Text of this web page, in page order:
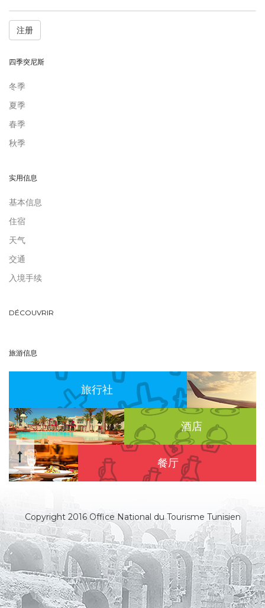
注册
四季突尼斯
冬季
夏季
春季
秋季
实用信息
基本信息
住宿
天气
交通
入境手续
DÉCOUVRIR
旅游信息
旅行社
酒店
餐厅
Copyright 2016 Office National du Tourisme Tunisien